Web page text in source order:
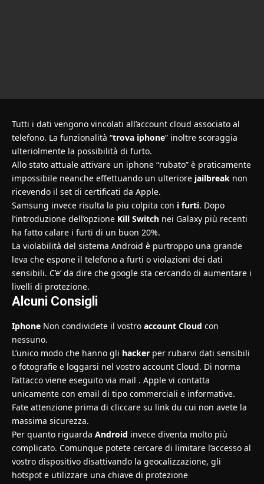
Tutti i dati vengono vincolati all’account cloud associato al
telefono. La funzionalità “trova iphone” inoltre scoraggia
ulteriolmente la possibilità di furto.
Allo stato attuale attivare un iphone “rubato” è praticamente
impossibile neanche effettuando un ulteriore jailbreak non
ricevendo il set di certificati da Apple.
Samsung invece risulta la piu colpita con i furti. Dopo
l’introduzione dell’opzione Kill Switch nei Galaxy più recenti
ha fatto calare i furti di un buon 20%.
La violabilità del sistema Android è purtroppo una grande
leva che espone il telefono a furti o violazioni dei dati
sensibili. C’e’ da dire che google sta cercando di aumentare i
livelli di protezione.
Alcuni Consigli
Iphone Non condividete il vostro account Cloud con
nessuno.
L’unico modo che hanno gli hacker per rubarvi dati sensibili
o fotografie e loggarsi nel vostro account Cloud. Di norma
l’attacco viene eseguito via mail . Apple vi contatta
unicamente con email di tipo commerciali e informative.
Fate attenzione prima di cliccare su link du cui non avete la
massima sicurezza.
Per quanto riguarda Android invece diventa molto più
complicato. Comunque potete cercare di limitare l’accesso al
vostro dispositivo disattivando la geocalizzazione, gli
hotspot e utilizzare una chiave di protezione